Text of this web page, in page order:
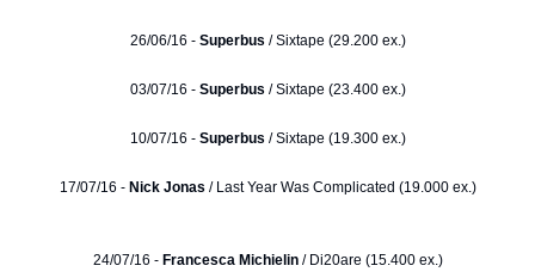
26/06/16 - Superbus / Sixtape (29.200 ex.)
03/07/16 - Superbus / Sixtape (23.400 ex.)
10/07/16 - Superbus / Sixtape (19.300 ex.)
17/07/16 - Nick Jonas / Last Year Was Complicated (19.000 ex.)
24/07/16 - Francesca Michielin/ Di20are (15.400 ex.)